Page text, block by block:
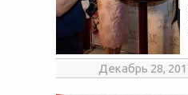
Декабрь 28,